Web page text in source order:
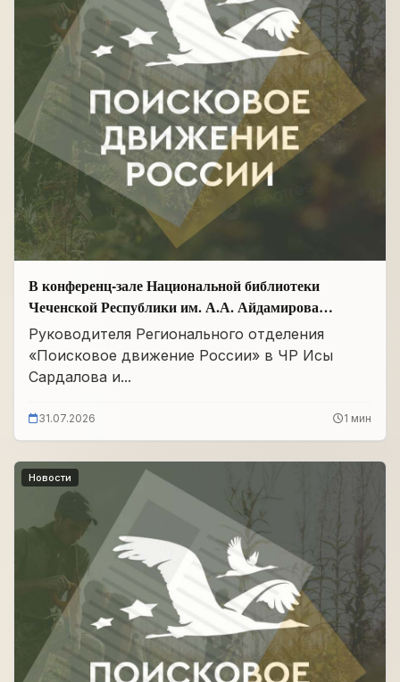
В конференц-зале Национальной библиотеки
Чеченской Республики им. А.А. Айдамирова
прошло заседание
Руководителя Регионального отделения
«Поисковое движение России» в ЧР Исы
Сардалова и...
31.07.2026 1 мин
Новости